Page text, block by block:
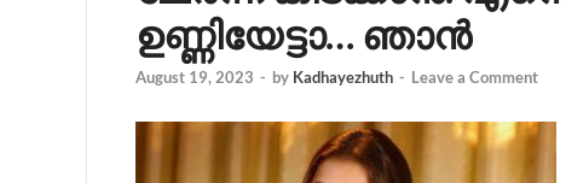
ഉണ്ണിയേട്ടാ… ഞാൻ
August 19, 2023 - by Kadhayezhuth - Leave a Comment